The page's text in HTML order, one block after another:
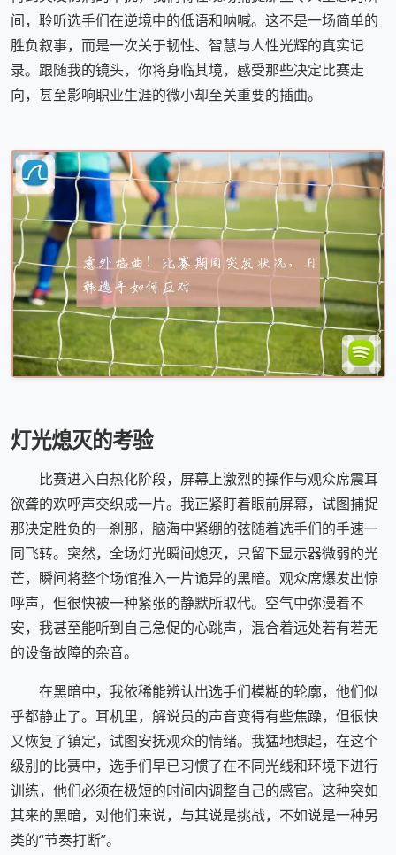
间，聆听选手们在逆境中的低语和呐喊。这不是一场简单的
胜负叙事，而是一次关于韧性、智慧与人性光辉的真实记
录。跟随我的镜头，你将身临其境，感受那些决定比赛走
向，甚至影响职业生涯的微小却至关重要的插曲。
灯光熄灭的考验
比赛进入白热化阶段，屏幕上激烈的操作与观众席震耳
欲聋的欢呼声交织成一片。我正紧盯着眼前屏幕，试图捕捉
那决定胜负的一刹那，脑海中紧绷的弦随着选手们的手速一
同飞转。突然，全场灯光瞬间熄灭，只留下显示器微弱的光
芒，瞬间将整个场馆推入一片诡异的黑暗。观众席爆发出惊
呼声，但很快被一种紧张的静默所取代。空气中弥漫着不
安，我甚至能听到自己急促的心跳声，混合着远处若有若无
的设备故障的杂音。
在黑暗中，我依稀能辨认出选手们模糊的轮廓，他们似
乎都静止了。耳机里，解说员的声音变得有些焦躁，但很快
又恢复了镇定，试图安抚观众的情绪。我猛地想起，在这个
级别的比赛中，选手们早已习惯了在不同光线和环境下进行
训练，他们必须在极短的时间内调整自己的感官。这种突如
其来的黑暗，对他们来说，与其说是挑战，不如说是一种另
类的“节奏打断”。